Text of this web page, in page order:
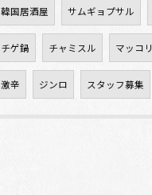
韓国居酒屋 サムギョプサル
チゲ鍋 チャミスル マッコリ
激辛 ジンロ スタッフ募集